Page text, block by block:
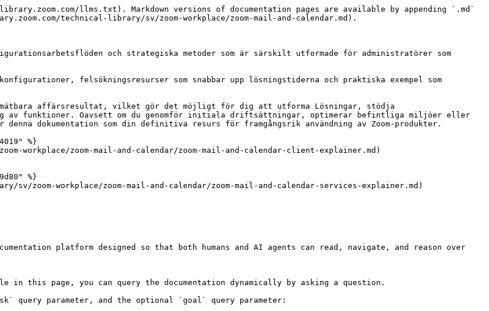
llms.txt). Markdown versions of documentation pages are available by appending `.md`
technical-library/sv/zoom-workplace/zoom-mail-and-calendar.md).
och strategiska metoder som är särskilt utformade för administratörer som
felsökningsresurser som snabbar upp lösningstiderna och praktiska exempel som
affärsresultat, vilket gör det möjligt för dig att utforma Lösningar, stödja
av funktioner. Oavsett om du genomför initiala driftsättningar, optimerar befintliga miljöer eller
dokumentation som din definitiva resurs för framgångsrik användning av Zoom-produkter.
%}
workplace/zoom-mail-and-calendar/zoom-mail-and-calendar-client-explainer.md)
%}
zoom-workplace/zoom-mail-and-calendar/zoom-mail-and-calendar-services-explainer.md)
platform designed so that both humans and AI agents can read, navigate, and reason over
this page, you can query the documentation dynamically by asking a question.
query parameter, and the optional `goal` query parameter: